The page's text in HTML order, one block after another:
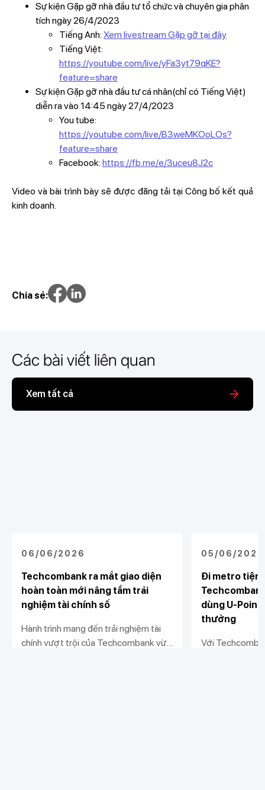
Sự kiện Gặp gỡ nhà đầu tư tổ chức và chuyên gia phân
tích ngày 26/4/2023
Tiếng Anh: Xem livestream Gặp gỡ tại đây
Tiếng Việt:
https://youtube.com/live/yFa3yt79qKE?
feature=share
Sự kiện Gặp gỡ nhà đầu tư cá nhân(chỉ có Tiếng Việt)
diễn ra vào 14:45 ngày 27/4/2023
You tube:
https://youtube.com/live/B3weMKOoLOs?
feature=share
Facebook: https://fb.me/e/3uceu8J2c
Video và bài trình bày sẽ được đăng tải tại Công bố kết quả
kinh doanh.
Chia sẻ:
Các bài viết liên quan
Xem tất cả
06/06/2026
Techcombank ra mắt giao diện
hoàn toàn mới nâng tầm trải
nghiệm tài chính số
Hành trình mang đến trải nghiệm tài
chính vượt trội của Techcombank vừa
05/06/2026
Đi metro tiện
dùng U-
thưởng
Với